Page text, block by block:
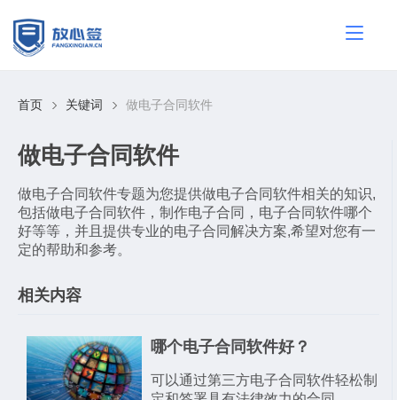
首页 关键词 做电子合同软件
做电子合同软件
做电子合同软件专题为您提供做电子合同软件相关的知识,
包括做电子合同软件，制作电子合同，电子合同软件哪个
好等等，并且提供专业的电子合同解决方案,希望对您有一
定的帮助和参考。
相关内容
​哪个电子合同软件好？
可以通过第三方电子合同软件轻松制